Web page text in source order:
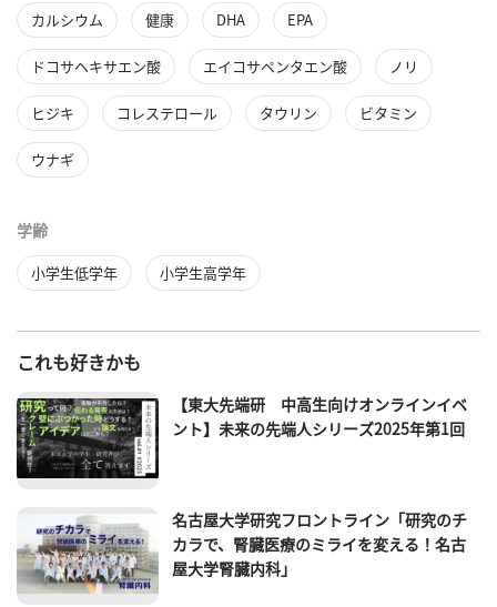
カルシウム 健康 DHA EPA
ドコサヘキサエン酸 エイコサペンタエン酸 ノリ
ヒジキ コレステロール タウリン ビタミン
ウナギ
学齢
小学生低学年 小学生高学年
これも好きかも
【東大先端研 中高生向けオンラインイベ
ント】未来の先端人シリーズ2025年第1回
名古屋大学研究フロントライン「研究のチ
カラで、腎臓医療のミライを変える！名古
屋大学腎臓内科」